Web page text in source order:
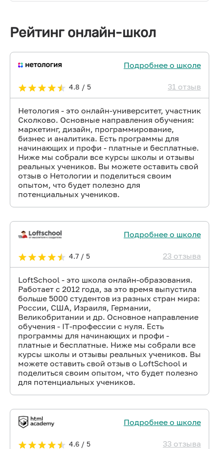
Рейтинг онлайн-школ
Подробнее о школе
4.8 / 5 31 отзыв
Нетология - это онлайн-университет, участник
Сколково. Основные направления обучения:
маркетинг, дизайн, программирование,
бизнес и аналитика. Есть программы для
начинающих и профи - платные и бесплатные.
Ниже мы собрали все курсы школы и отзывы
реальных учеников. Вы можете оставить свой
отзыв о Нетологии и поделиться своим
опытом, что будет полезно для
потенциальных учеников.
Подробнее о школе
4.7 / 5 23 отзыва
LoftSchool - это школа онлайн-образования.
Работает с 2012 года, за это время выпустила
больше 5000 студентов из разных стран мира:
России, США, Израиля, Германии,
Великобритании и др. Основное направление
обучения - IT-профессии с нуля. Есть
программы для начинающих и профи -
платные и бесплатные. Ниже мы собрали все
курсы школы и отзывы реальных учеников. Вы
можете оставить свой отзыв о LoftSchool и
поделиться своим опытом, что будет полезно
для потенциальных учеников.
Подробнее о школе
4.6 / 5 33 отзыва